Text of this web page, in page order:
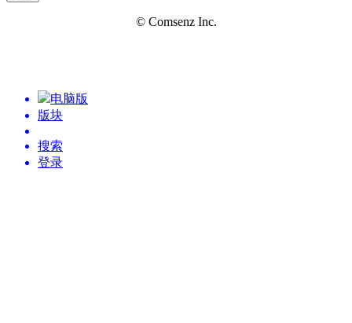
© Comsenz Inc.
电脑版
版块
搜索
登录